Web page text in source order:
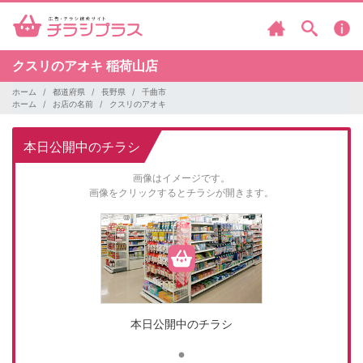
クスリのアオキ 稲荷山店
ホーム 都道府県 長野県
千曲市
ホーム
お店の名前 クスリのアオキ
本日公開中のチラシ
画像はイメージです。
画像をクリックするとチラシが開きます。
本日公開中のチラシ